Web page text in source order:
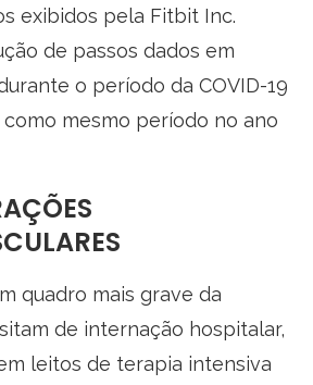
exibidos pela Fitbit Inc.
de passos dados em
o período da COVID-19
mesmo período no ano
quadro mais grave da
de internação hospitalar,
leitos de terapia intensiva